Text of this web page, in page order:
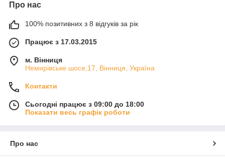
Про нас
100% позитивних з 8 відгуків за рік
Працює з 17.03.2015
м. Вінниця
Немирівське шосе,17, Вінниця, Україна
Контакти
Сьогодні працює з 09:00 до 18:00
Показати весь графік роботи
Про нас